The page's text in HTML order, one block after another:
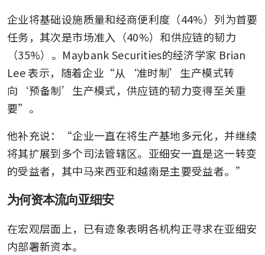
企业将基础设施质量和经商便利度（44%）列为首要
任务，其次是市场准入（40%）和供应链的韧力
（35%）。Maybank Securities的经济学家 Brian
Lee 表示，随着企业“从‘准时制’生产模式转
向‘预备制’生产模式，供应链的韧力变得至关重
要”。
他补充说：“企业一直在将生产基地多元化，并继续
将其扩展到多个司法管辖区。亚细安一直是这一转变
的受益者，其中马来西亚和越南是主要受益者。”
为何资本流向亚细安
在宏观层面上，已有迹象表明各机构正寻求在亚细安
内部署新资本。